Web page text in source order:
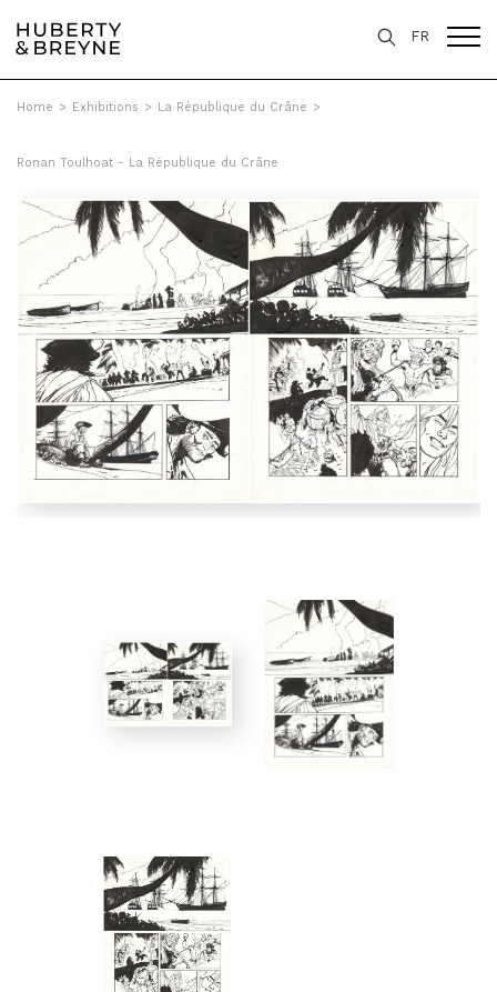
FR
Home > Exhibitions > La République du Crâne >
Ronan Toulhoat - La République du Crâne